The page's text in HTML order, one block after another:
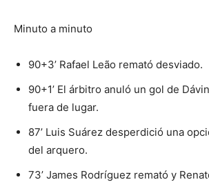
Minuto a minuto
90+3’ Rafael Leão remató desviado.
90+1’ El árbitro anuló un gol de
fuera de lugar.
87’ Luis Suárez desperdició una
del arquero.
73’ James Rodríguez remató y